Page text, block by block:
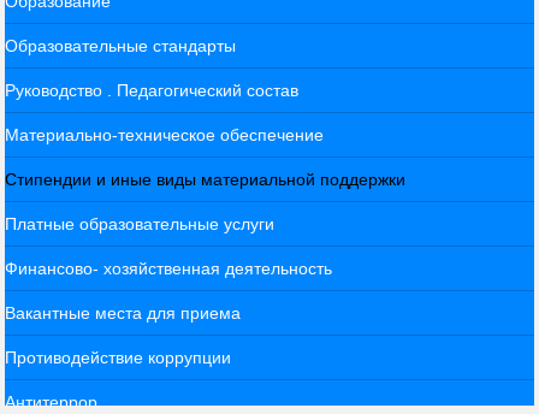
Образовательные стандарты
Руководство . Педагогический состав
Материально-техническое обеспечение
Стипендии и иные виды материальной поддержки
Платные образовательные услуги
Финансово- хозяйственная деятельность
Вакантные места для приема
Противодействие коррупции
Антитеррор